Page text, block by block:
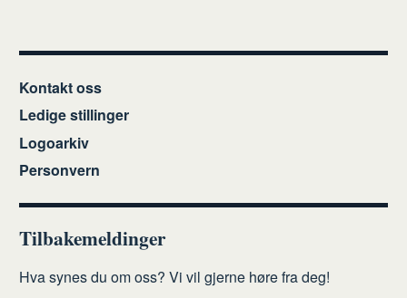
Kontakt oss
Ledige stillinger
Logoarkiv
Personvern
Tilbakemeldinger
Hva synes du om oss? Vi vil gjerne høre fra deg!